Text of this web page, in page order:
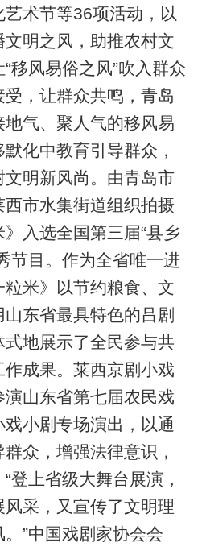
术节等36项活动，以
明之风，助推农村文
移风易俗之风”吹入群众
，让群众共鸣，青岛
气、聚人气的移风易
化中教育引导群众，
明新风尚。由青岛市
市水集街道组织拍摄
入选全国第三届“县乡
节目。作为全省唯一进
米》以节约粮食、文
东省最具特色的吕剧
地展示了全民参与共
成果。莱西京剧小戏
演山东省第七届农民戏
小剧专场演出，以通
众，增强法律意识，
登上省级大舞台展演，
采，又宣传了文明理
”中国戏剧家协会会